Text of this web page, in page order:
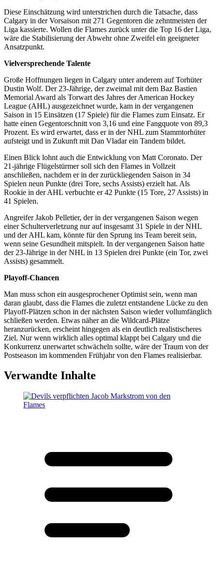
Diese Einschätzung wird unterstrichen durch die Tatsache, dass
Calgary in der Vorsaison mit 271 Gegentoren die zehntmeisten der
Liga kassierte. Wollen die Flames zurück unter die Top 16 der Liga,
wäre die Stabilisierung der Abwehr ohne Zweifel ein geeigneter
Ansatzpunkt.
Vielversprechende Talente
Große Hoffnungen liegen in Calgary unter anderem auf Torhüter
Dustin Wolf. Der 23-Jährige, der zweimal mit dem Baz Bastien
Memorial Award als Torwart des Jahres der American Hockey
League (AHL) ausgezeichnet wurde, kam in der vergangenen
Saison in 15 Einsätzen (17 Spiele) für die Flames zum Einsatz. Er
hatte einen Gegentorschnitt von 3,16 und eine Fangquote von 89,3
Prozent. Es wird erwartet, dass er in der NHL zum Stammtorhüter
aufsteigt und in Zukunft mit Dan Vladar ein Tandem bildet.
Einen Blick lohnt auch die Entwicklung von Matt Coronato. Der
21-jährige Flügelstürmer soll sich den Flames in Vollzeit
anschließen, nachdem er in der zurückliegenden Saison in 34
Spielen neun Punkte (drei Tore, sechs Assists) erzielt hat. Als
Rookie in der AHL verbuchte er 42 Punkte (15 Tore, 27 Assists) in
41 Spielen.
Angreifer Jakob Pelletier, der in der vergangenen Saison wegen
einer Schulterverletzung nur auf insgesamt 31 Spiele in der NHL
und der AHL kam, könnte für den Sprung ins Team bereit sein,
wenn seine Gesundheit mitspielt. In der vergangenen Saison hatte
der 23-Jährige in der NHL in 13 Spielen drei Punkte (ein Tor, zwei
Assists) gesammelt.
Playoff-Chancen
Man muss schon ein ausgesprochener Optimist sein, wenn man
daran glaubt, dass die Flames die zuletzt entstandene Lücke zu den
Playoff-Plätzen schon in der nächsten Saison wieder vollumfänglich
schließen werden. Etwas näher an die Wildcard-Plätze
heranzurücken, erscheint hingegen als ein deutlich realistischeres
Ziel. Nur wenn wirklich alles optimal klappt bei Calgary und die
Konkurrenz unerwartet schwächeln sollte, wäre der Traum von der
Postseason im kommenden Frühjahr von den Flames realisierbar.
Verwandte Inhalte